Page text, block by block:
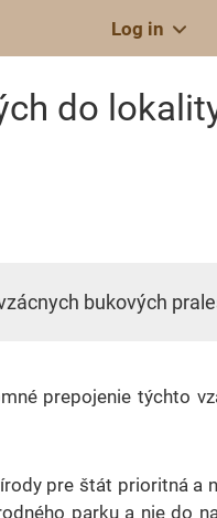
Log in
do
bukových
prepojenie týchto
pre štát prioritná a
parku a nie do